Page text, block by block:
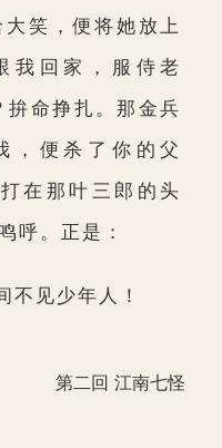
笑，便将她放上
我回家，服侍老
拚命挣扎。那金兵
，便杀了你的父
在那叶三郎的头
呼。正是：
不见少年人！
第二回 江南七怪